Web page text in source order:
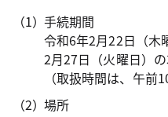
手続期間
令和6年2月22日（木
2月27日（火曜日）
（取扱時間は、午前
場所